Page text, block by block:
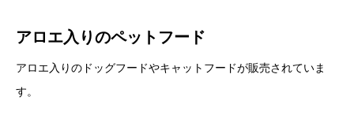
アロエ入りのペットフード
アロエ入りのドッグフードやキャットフードが販売されていま
す。